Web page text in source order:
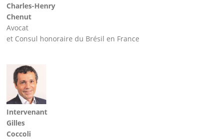
Charles-Henry
Chenut
Avocat
et Consul honoraire du Brésil en France
Intervenant
Gilles
Coccoli